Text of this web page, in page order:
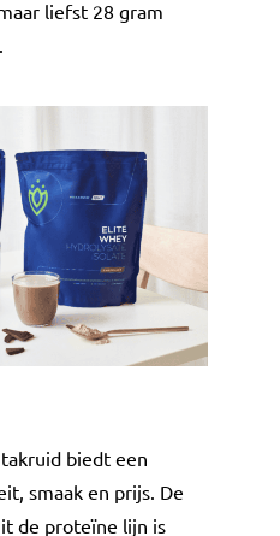
liefst 28 gram
biedt een
smaak en prijs. De
de proteïne lijn is